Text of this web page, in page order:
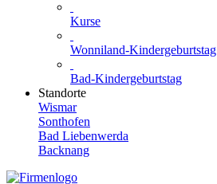
Kurse
Wonniland-Kindergeburtstag
Bad-Kindergeburtstag
Standorte
Wismar
Sonthofen
Bad Liebenwerda
Backnang